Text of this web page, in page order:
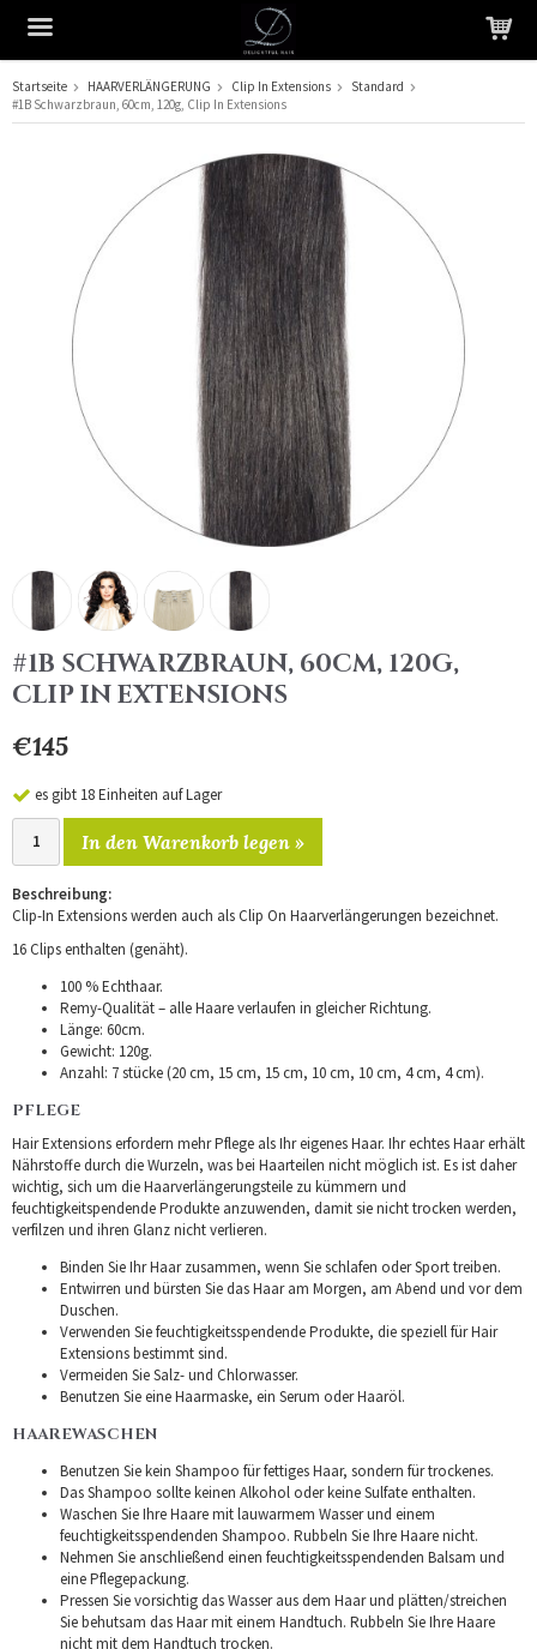
Das Produkt wurde in Ihren Warenkorb gelegt
Startseite HAARVERLÄNGERUNG Clip In Extensions
Standard
#1B Schwarzbraun, 60cm, 120g, Clip In Extensions
#1B SCHWARZBRAUN, 60CM, 120G,
CLIP IN EXTENSIONS
€145
es gibt 18 Einheiten auf Lager
In den Warenkorb legen »
Beschreibung:
Clip-In Extensions werden auch als Clip On Haarverlängerungen bezeichnet.
16 Clips enthalten (genäht).
100 % Echthaar.
Remy-Qualität – alle Haare verlaufen in gleicher Richtung.
Länge: 60cm.
Gewicht: 120g.
Anzahl: 7 stücke (20 cm, 15 cm, 15 cm, 10 cm, 10 cm, 4 cm, 4 cm).
PFLEGE
Hair Extensions erfordern mehr Pflege als Ihr eigenes Haar. Ihr echtes Haar erhält
Nährstoffe durch die Wurzeln, was bei Haarteilen nicht möglich ist. Es ist daher
wichtig, sich um die Haarverlängerungsteile zu kümmern und
feuchtigkeitspendende Produkte anzuwenden, damit sie nicht trocken werden,
verfilzen und ihren Glanz nicht verlieren.
Binden Sie Ihr Haar zusammen, wenn Sie schlafen oder Sport treiben.
Entwirren und bürsten Sie das Haar am Morgen, am Abend und vor dem
Duschen.
Verwenden Sie feuchtigkeitsspendende Produkte, die speziell für Hair
Extensions bestimmt sind.
Vermeiden Sie Salz- und Chlorwasser.
Benutzen Sie eine Haarmaske, ein Serum oder Haaröl.
HAAREWASCHEN
Benutzen Sie kein Shampoo für fettiges Haar, sondern für trockenes.
Das Shampoo sollte keinen Alkohol oder keine Sulfate enthalten.
Waschen Sie Ihre Haare mit lauwarmem Wasser und einem
feuchtigkeitsspendenden Shampoo. Rubbeln Sie Ihre Haare nicht.
Nehmen Sie anschließend einen feuchtigkeitsspendenden Balsam und
eine Pflegepackung.
Pressen Sie vorsichtig das Wasser aus dem Haar und plätten/streichen
Sie behutsam das Haar mit einem Handtuch. Rubbeln Sie Ihre Haare
nicht mit dem Handtuch trocken.